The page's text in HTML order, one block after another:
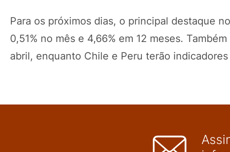
Para os próximos dias, o principal destaque
0,51% no mês e 4,66% em 12 meses.
abril, enquanto Chile e Peru terão